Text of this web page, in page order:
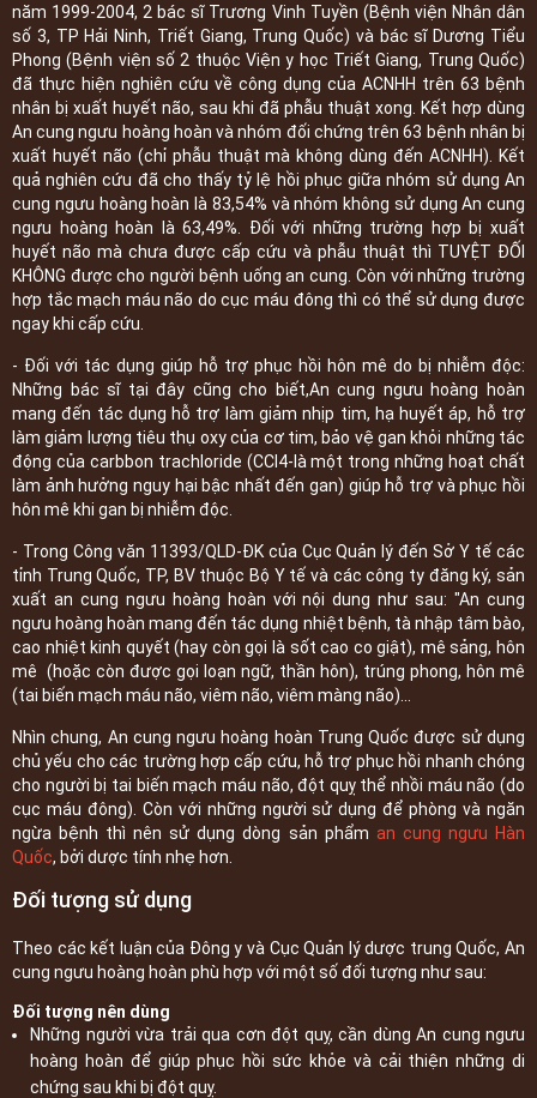
năm 1999-2004, 2 bác sĩ Trương Vinh Tuyền (Bệnh viện Nhân dân
số 3, TP Hải Ninh, Triết Giang, Trung Quốc) và bác sĩ Dương Tiểu
Phong (Bệnh viện số 2 thuộc Viện y học Triết Giang, Trung Quốc)
đã thực hiện nghiên cứu về công dụng của ACNHH trên 63 bệnh
nhân bị xuất huyết não, sau khi đã phẫu thuật xong. Kết hợp dùng
An cung ngưu hoàng hoàn và nhóm đối chứng trên 63 bệnh nhân bị
xuất huyết não (chỉ phẫu thuật mà không dùng đến ACNHH). Kết
quả nghiên cứu đã cho thấy tỷ lệ hồi phục giữa nhóm sử dụng An
cung ngưu hoàng hoàn là 83,54% và nhóm không sử dụng An cung
ngưu hoàng hoàn là 63,49%. Đối với những trường hợp bị xuất
huyết não mà chưa được cấp cứu và phẫu thuật thì TUYỆT ĐỐI
KHÔNG được cho người bệnh uống an cung. Còn với những trường
hợp tắc mạch máu não do cục máu đông thì có thể sử dụng được
ngay khi cấp cứu.
- Đối với tác dụng giúp hỗ trợ phục hồi hôn mê do bị nhiễm độc:
Những bác sĩ tại đây cũng cho biết,An cung ngưu hoàng hoàn
mang đến tác dụng hỗ trợ làm giảm nhịp tim, hạ huyết áp, hỗ trợ
làm giảm lượng tiêu thụ oxy của cơ tim, bảo vệ gan khỏi những tác
động của carbbon trachloride (CCI4-là một trong những hoạt chất
làm ảnh hưởng nguy hại bậc nhất đến gan) giúp hỗ trợ và phục hồi
hôn mê khi gan bị nhiễm độc.
- Trong Công văn 11393/QLD-ĐK của Cục Quản lý đến Sở Y tế các
tỉnh Trung Quốc, TP, BV thuộc Bộ Y tế và các công ty đăng ký, sản
xuất an cung ngưu hoàng hoàn với nội dung như sau: "An cung
ngưu hoàng hoàn mang đến tác dụng nhiệt bệnh, tà nhập tâm bào,
cao nhiệt kinh quyết (hay còn gọi là sốt cao co giật), mê sảng, hôn
mê (hoặc còn được gọi loạn ngữ, thần hôn), trúng phong, hôn mê
(tai biến mạch máu não, viêm não, viêm màng não)...
Nhìn chung, An cung ngưu hoàng hoàn Trung Quốc được sử dụng
chủ yếu cho các trường hợp cấp cứu, hỗ trợ phục hồi nhanh chóng
cho người bị tai biến mạch máu não, đột quỵ thể nhồi máu não (do
cục máu đông). Còn với những người sử dụng để phòng và ngăn
ngừa bệnh thì nên sử dụng dòng sản phẩm an cung ngưu Hàn
Quốc, bởi dược tính nhẹ hơn.
Đối tượng sử dụng
Theo các kết luận của Đông y và Cục Quản lý dược trung Quốc, An
cung ngưu hoàng hoàn phù hợp với một số đối tượng như sau:
Đối tượng nên dùng
Những người vừa trải qua cơn đột quỵ, cần dùng An cung ngưu
hoàng hoàn để giúp phục hồi sức khỏe và cải thiện những di
chứng sau khi bị đột quỵ.